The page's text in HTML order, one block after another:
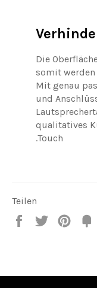
Die
somit
Mit genau
und
qualitatives
Touch.
Teilen
Teilen
Twittern
Pin